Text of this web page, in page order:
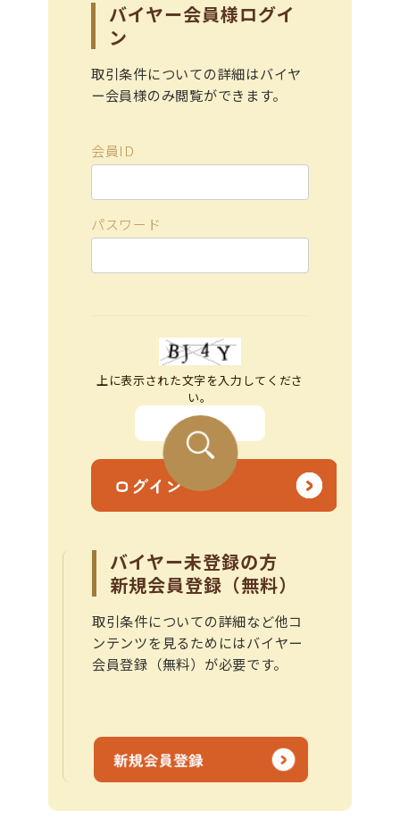
バイヤー会員様ログイ
ン
取引条件についての詳細はバイヤ
ー会員様のみ閲覧ができます。
会員ID
パスワード
上に表示された文字を入力してくださ
い。
バイヤー未登録の方
新規会員登録（無料）
取引条件についての詳細など他コ
ンテンツを見るためにはバイヤー
会員登録（無料）が必要です。